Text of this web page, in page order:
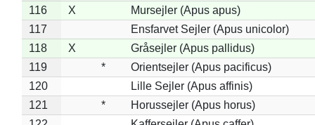
116
X
Mursejler (Apus apus)
117
Ensfarvet Sejler (Apus unicolor)
118
X
Gråsejler (Apus pallidus)
119
*
Orientsejler (Apus pacificus)
120
Lille Sejler (Apus affinis)
121
*
Horussejler (Apus horus)